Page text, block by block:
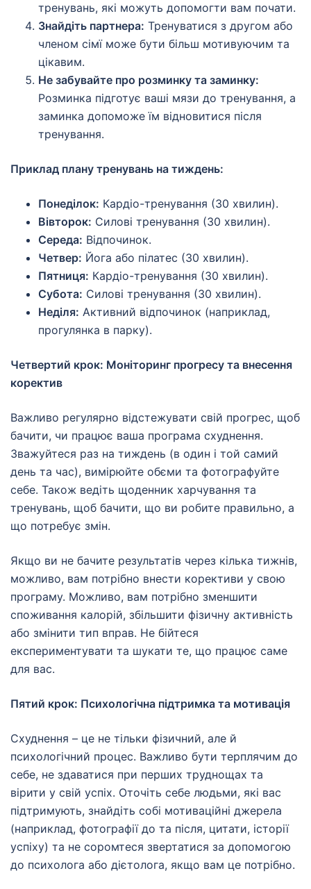
тренувань, які можуть допомогти вам почати.
Знайдіть партнера: Тренуватися з другом або
членом сімї може бути більш мотивуючим та
цікавим.
Не забувайте про розминку та заминку:
Розминка підготує ваші мязи до тренування, а
заминка допоможе їм відновитися після
тренування.
Приклад плану тренувань на тиждень:
Понеділок: Кардіо-тренування (30 хвилин).
Вівторок: Силові тренування (30 хвилин).
Середа: Відпочинок.
Четвер: Йога або пілатес (30 хвилин).
Пятниця: Кардіо-тренування (30 хвилин).
Субота: Силові тренування (30 хвилин).
Неділя: Активний відпочинок (наприклад,
прогулянка в парку).
Четвертий крок: Моніторинг прогресу та внесення
коректив
Важливо регулярно відстежувати свій прогрес, щоб
бачити, чи працює ваша програма схуднення.
Зважуйтеся раз на тиждень (в один і той самий
день та час), вимірюйте обєми та фотографуйте
себе. Також ведіть щоденник харчування та
тренувань, щоб бачити, що ви робите правильно, а
що потребує змін.
Якщо ви не бачите результатів через кілька тижнів,
можливо, вам потрібно внести корективи у свою
програму. Можливо, вам потрібно зменшити
споживання калорій, збільшити фізичну активність
або змінити тип вправ. Не бійтеся
експериментувати та шукати те, що працює саме
для вас.
Пятий крок: Психологічна підтримка та мотивація
Схуднення – це не тільки фізичний, але й
психологічний процес. Важливо бути терплячим до
себе, не здаватися при перших труднощах та
вірити у свій успіх. Оточіть себе людьми, які вас
підтримують, знайдіть собі мотиваційні джерела
(наприклад, фотографії до та після, цитати, історії
успіху) та не соромтеся звертатися за допомогою
до психолога або дієтолога, якщо вам це потрібно.